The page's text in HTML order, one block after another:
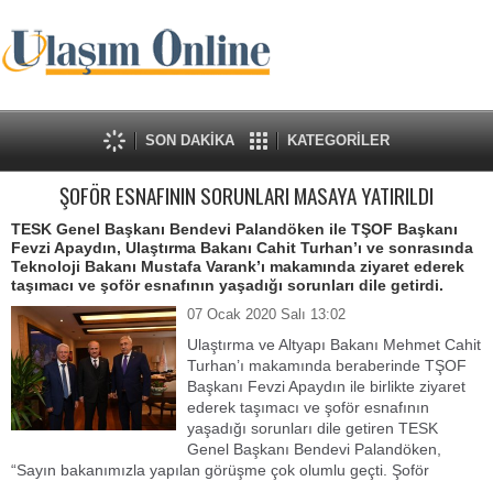
SON DAKİKA KATEGORİLER
ŞOFÖR ESNAFININ SORUNLARI MASAYA YATIRILDI
TESK Genel Başkanı Bendevi Palandöken ile TŞOF Başkanı
Fevzi Apaydın, Ulaştırma Bakanı Cahit Turhan’ı ve sonrasında
Teknoloji Bakanı Mustafa Varank’ı makamında ziyaret ederek
taşımacı ve şoför esnafının yaşadığı sorunları dile getirdi.
07 Ocak 2020 Salı 13:02
Ulaştırma ve Altyapı Bakanı Mehmet Cahit
Turhan’ı makamında beraberinde TŞOF
Başkanı Fevzi Apaydın ile birlikte ziyaret
ederek taşımacı ve şoför esnafının
yaşadığı sorunları dile getiren TESK
Genel Başkanı Bendevi Palandöken,
“Sayın bakanımızla yapılan görüşme çok olumlu geçti. Şoför